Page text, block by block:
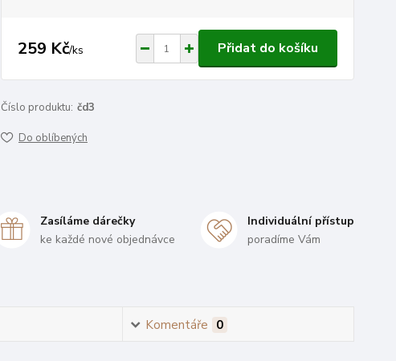
259 Kč/ks Přidat do košíku
Číslo produktu: čd3
Do oblíbených
Zasíláme dárečky
ke každé nové objednávce
Individuální přístup
poradíme Vám
Komentáře 0